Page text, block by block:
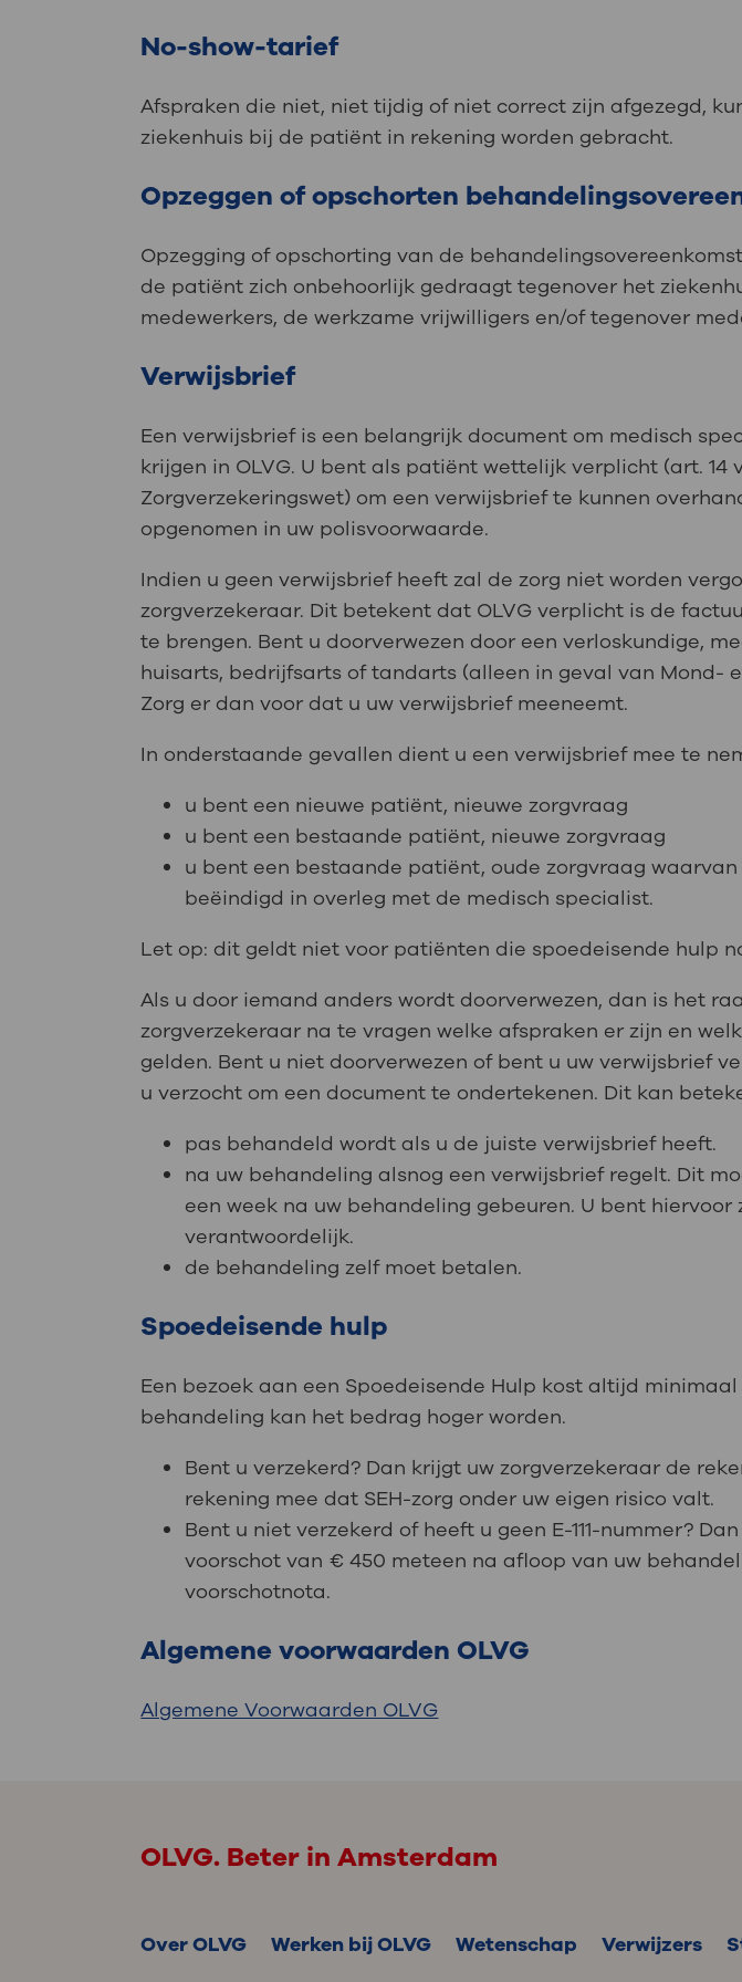
No-show-tarief
Afspraken die niet, niet tijdig of niet correct zijn afgezegd,
ziekenhuis bij de patiënt in rekening worden gebracht.
Opzeggen of opschorten
Opzegging of opschorting van de
de patiënt zich onbehoorlijk gedraagt tegenover het
medewerkers, de werkzame vrijwilligers en/of tegenover
Verwijsbrief
Een verwijsbrief is een belangrijk document om medisch
krijgen in OLVG. U bent als patiënt wettelijk verplicht (art. 14
Zorgverzekeringswet) om een verwijsbrief te kunnen
opgenomen in uw polisvoorwaarde.
Indien u geen verwijsbrief heeft zal de zorg niet worden
zorgverzekeraar. Dit betekent dat OLVG verplicht is de
te brengen. Bent u doorverwezen door een verloskundige,
huisarts, bedrijfsarts of tandarts (alleen in geval van Mond-
Zorg er dan voor dat u uw verwijsbrief meeneemt.
In onderstaande gevallen dient u een verwijsbrief mee te
u bent een nieuwe patiënt, nieuwe zorgvraag
u bent een bestaande patiënt, nieuwe zorgvraag
u bent een bestaande patiënt, oude zorgvraag
beëindigd in overleg met de medisch specialist.
Let op: dit geldt niet voor patiënten die spoedeisende hulp
Als u door iemand anders wordt doorverwezen, dan is het
zorgverzekeraar na te vragen welke afspraken er zijn en
gelden. Bent u niet doorverwezen of bent u uw verwijsbrief
u verzocht om een document te ondertekenen. Dit kan
pas behandeld wordt als u de juiste verwijsbrief heeft.
na uw behandeling alsnog een verwijsbrief regelt. Dit
een week na uw behandeling gebeuren. U bent hiervoor
verantwoordelijk.
de behandeling zelf moet betalen.
Spoedeisende hulp
Een bezoek aan een Spoedeisende Hulp kost altijd
behandeling kan het bedrag hoger worden.
Bent u verzekerd? Dan krijgt uw zorgverzekeraar de
rekening mee dat SEH-zorg onder uw eigen risico valt.
Bent u niet verzekerd of heeft u geen E-111-nummer?
voorschot van € 450 meteen na afloop van uw
voorschotnota.
Algemene voorwaarden OLVG
Algemene Voorwaarden OLVG
OLVG. Beter in Amsterdam
Over OLVG Werken bij OLVG Wetenschap Verwijzers